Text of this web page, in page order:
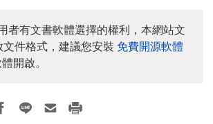
者有文書軟體選擇的權利，本網站文
件格式，建議您安裝 免費開源軟體
開啟。